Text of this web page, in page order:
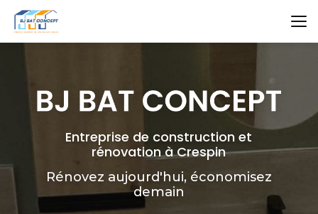
contenu
principal
Entreprise de construction et
rénovation à Crespin
Rénovez aujourd'hui, économisez
demain